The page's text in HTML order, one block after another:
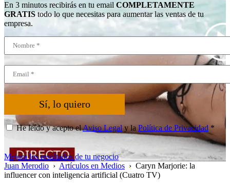
En 3 minutos recibirás en tu email COMPLETAMENTE
GRATIS todo lo que necesitas para aumentar las ventas de tu
empresa.
Sí, lo quiero
He leído y acepto elAviso Legaly laPolítica de Privacidad *
Mejora los resultados de tu negocio
Juan Merodio › Artículos en Medios › Caryn Marjorie: la
influencer con inteligencia artificial (Cuatro TV)